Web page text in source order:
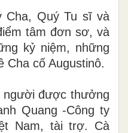
Cha, Quý Tu sĩ và
tâm đơn sơ, và
kỷ niệm, những
Cha cố Augustinô.
người được thưởng
Quang -Công ty
Nam, tài trợ. Cà